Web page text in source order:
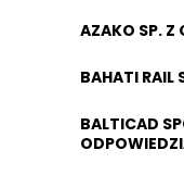
AZAKO SP. Z
BAHATI RAIL
BALTICAD